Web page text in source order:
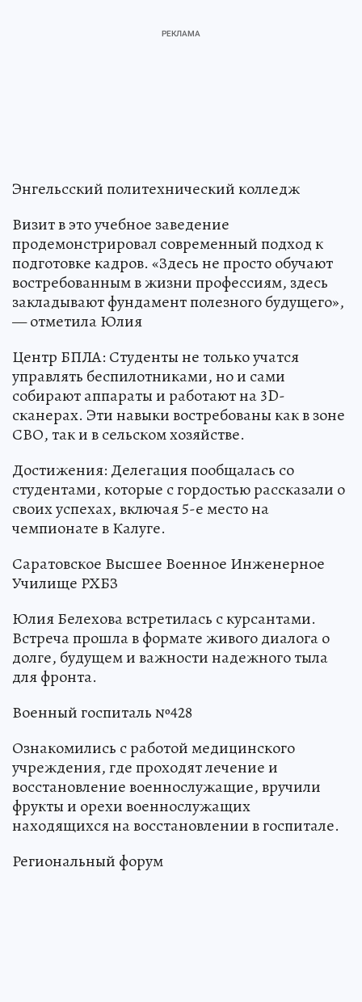
Энгельсский политехнический колледж
Визит в это учебное заведение
продемонстрировал современный подход к
подготовке кадров. «Здесь не просто обучают
востребованным в жизни профессиям, здесь
закладывают фундамент полезного будущего»,
— отметила Юлия
Центр БПЛА: Студенты не только учатся
управлять беспилотниками, но и сами
собирают аппараты и работают на 3D-
сканерах. Эти навыки востребованы как в зоне
СВО, так и в сельском хозяйстве.
Достижения: Делегация пообщалась со
студентами, которые с гордостью рассказали о
своих успехах, включая 5-е место на
чемпионате в Калуге.
Саратовское Высшее Военное Инженерное
Училище РХБЗ
Юлия Белехова встретилась с курсантами.
Встреча прошла в формате живого диалога о
долге, будущем и важности надежного тыла
для фронта.
Военный госпиталь №428
Ознакомились с работой медицинского
учреждения, где проходят лечение и
восстановление военнослужащие, вручили
фрукты и орехи военнослужащих
находящихся на восстановлении в госпитале.
Региональный форум